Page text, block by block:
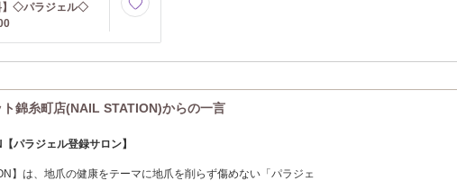
】◇パラジェル◇
錦糸町店(NAIL STATION)からの一言
パラジェル登録サロン】
】は、地爪の健康をテーマに地爪を削らず傷めない「パラジェ